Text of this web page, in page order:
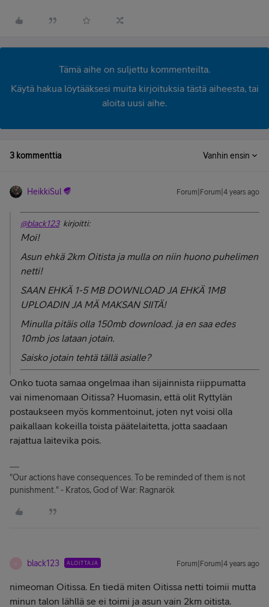
Tämä aihe on suljettu kommenteilta.
Käytä hakua löytääksesi muita kirjoituksia tästä aiheesta, tai
aloita uusi aihe.
3 kommenttia Vanhin ensin
HeikkiSul Forum|Forum|4 years ago
@black123kirjoitti:
Moi!
Asun ehkä 2km Oitista ja mulla on niin huono puhelimen
netti!
SAAN EHKÄ 1-5 MB DOWNLOAD JA EHKÄ 1MB
UPLOADIN JA MÄ MAKSAN SIITÄ!
Minulla pitäis olla 150mb download. ja en saa edes
10mb jos lataan jotain.
Saisko jotain tehtä tällä asialle?
Onko tuota samaa ongelmaa ihan sijainnista riippumatta
vai nimenomaan Oitissa? Huomasin, että olit Ryttylän
postaukseen myös kommentoinut, joten nyt voisi olla
paikallaan kokeilla toista päätelaitetta, jotta saadaan
rajattua laitevika pois.
"Our actions have consequences. To be reminded of them is not
punishment." - Kratos, God of War: Ragnarök
black123 ALOITTAJA Forum|Forum|4 years ago
nimeoman Oitissa. En tiedä miten Oitissa netti toimii mutta
minun talon lähllä se ei toimi ja asun vain 2km oitista.